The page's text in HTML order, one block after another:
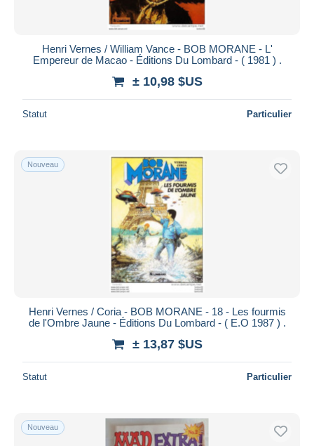
Henri Vernes / William Vance - BOB MORANE - L'
Empereur de Macao - Éditions Du Lombard - ( 1981 ) .
± 10,98 $US
Statut Particulier
Nouveau
Henri Vernes / Coria - BOB MORANE - 18 - Les fourmis
de l'Ombre Jaune - Éditions Du Lombard - ( E.O 1987 ) .
± 13,87 $US
Statut Particulier
Nouveau